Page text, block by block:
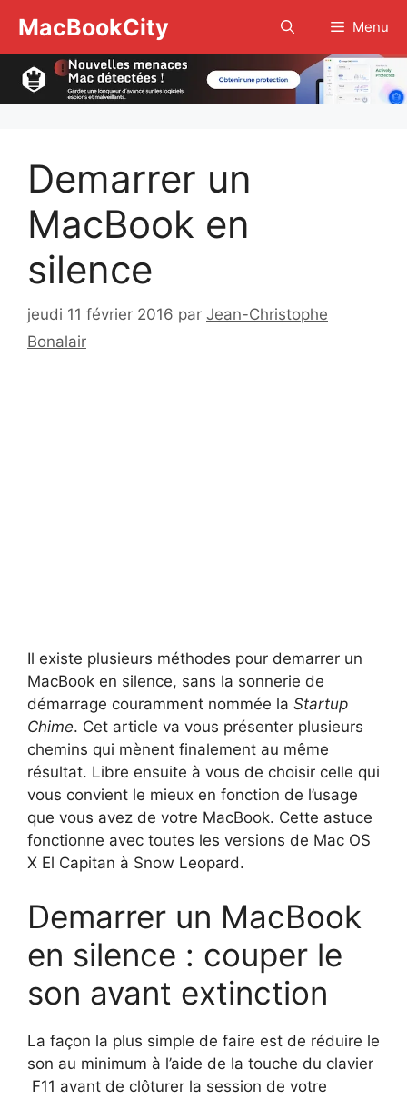
contenu
MacBookCity Menu
Demarrer un
MacBook en
silence
jeudi 11 février 2016 par Jean-Christophe
Bonalair
Il existe plusieurs méthodes pour demarrer un
MacBook en silence, sans la sonnerie de
démarrage couramment nommée la Startup
Chime. Cet article va vous présenter plusieurs
chemins qui mènent finalement au même
résultat. Libre ensuite à vous de choisir celle qui
vous convient le mieux en fonction de l’usage
que vous avez de votre MacBook. Cette astuce
fonctionne avec toutes les versions de Mac OS
X El Capitan à Snow Leopard.
Demarrer un MacBook
en silence : couper le
son avant extinction
La façon la plus simple de faire est de réduire le
son au minimum à l’aide de la touche du clavier
F11 avant de clôturer la session de votre